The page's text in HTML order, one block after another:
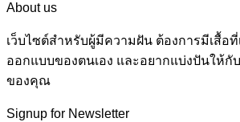
About us
เว็บไซต์สำหรับผู้มีความฝัน ต้องการมีเสื้อ
ออกแบบของตนเอง และอยากแบ่งปันให้
ของคุณ
Signup for Newsletter